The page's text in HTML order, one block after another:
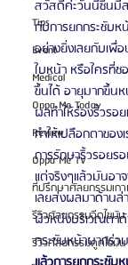
Tips
Event
Medical
Oppa Me Today
Review
Oppa Me TV
ที่ปรึกษาศัลยกรรมเก
รีวิวศัลยกรรมฉีดไขมัน
รีวิวศัลยกรรมดูดไขมัน
สวัสดีค่ะวันนี้ซีนมี
กับการยกกระชับห
อย่างยิ่งเลยกับเพื่
ใบหน้า หรือใครที่ช
ขึ้นได้ อายุมากขึ้นห
ผลทำให้ร่องริ้วรอ
ทำให้เปลือกตาขอ
การรักษาริ้วรอยร
แต่จริงๆแล้วมันอา
เลยส่งผลมาด้าน
ผิวหนังบริเวณตา
กระชับหน้าผากร่